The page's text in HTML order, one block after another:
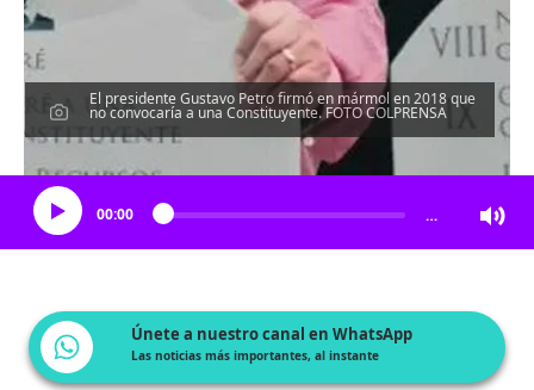
El presidente Gustavo Petro firmó en mármol en 2018 que
no convocaría a una Constituyente. FOTO COLPRENSA
Escucha el artículo
00:00 …
Únete a nuestro canal en WhatsApp
Las noticias más importantes, al instante